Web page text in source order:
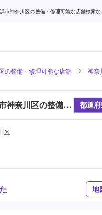
市神奈川区の整備・修理可能な店舗検索な
の整備・修理可能な店舗 神奈
神奈川区の整備・
紹介 (1ページ目)
都道
区
地